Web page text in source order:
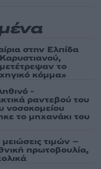
στην Ελπίδα
το
κόμμα»
-
ραντεβού του
νοσοκομείου
το μηχανάκι του
τιμών –
πρωτοβουλία,